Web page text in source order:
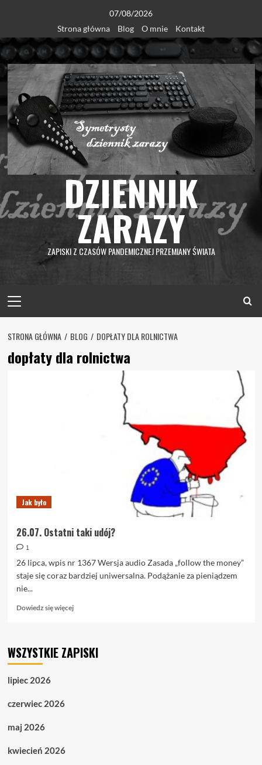
content
07/08/2026
Strona główna
Blog O mnie Kontakt
DZIENNIK
ZARAZY
ZAPISKI Z CZASÓW PANDEMICZNEJ PRZEMIANY ŚWIATA
Menu
STRONA GŁÓWNA BLOG DOPŁATY DLA ROLNICTWA
dopłaty dla rolnictwa
Jak było
26.07. Ostatni taki udój?
1
26 lipca, wpis nr 1367 Wersja audio Zasada „follow the money”
staje się coraz bardziej uniwersalna. Podążanie za pieniądzem
nie...
Dowiedz się więcejDowiedz
26.07.
WSZYSTKIE ZAPISKI
lipiec 2026
czerwiec 2026
maj 2026
kwiecień 2026